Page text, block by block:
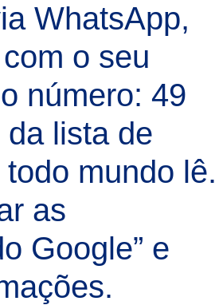
WhatsApp,
o seu
número: 49
lista de
mundo lê.
as
Google” e